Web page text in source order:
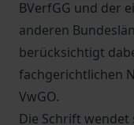
BVerfGG und der
anderen
berücksichtigt
fachgerichtlichen
VwGO.
Die Schrift wendet